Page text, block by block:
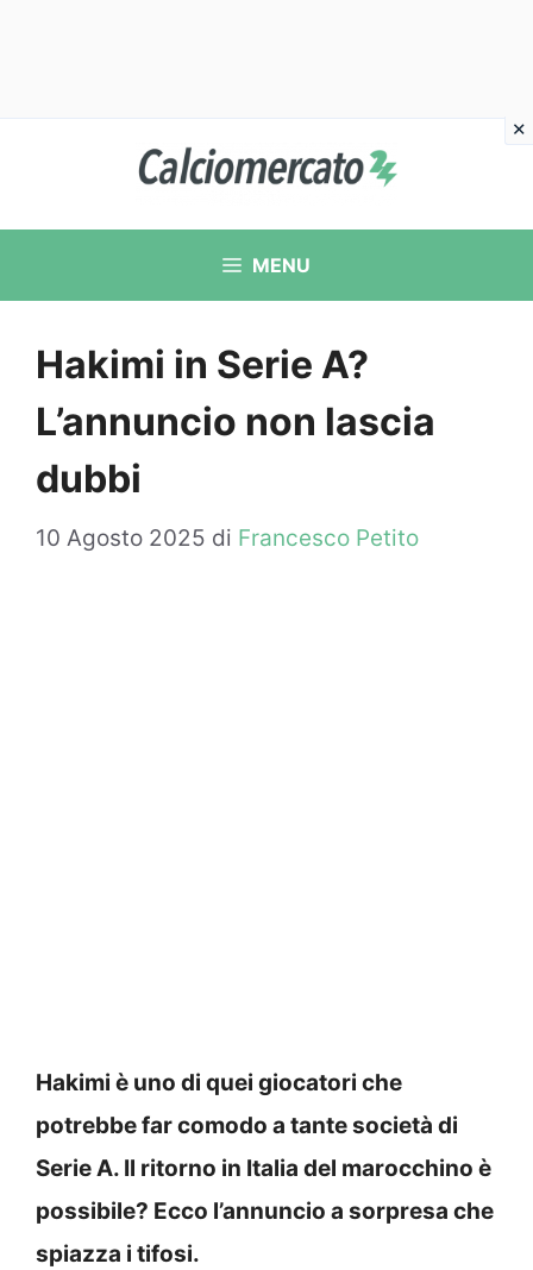
contenuto
MENU
Hakimi in Serie A?
L’annuncio non lascia
dubbi
10 Agosto 2025 di Francesco Petito
Hakimi è uno di quei giocatori che
potrebbe far comodo a tante società di
Serie A. Il ritorno in Italia del marocchino è
possibile? Ecco l’annuncio a sorpresa che
spiazza i tifosi.